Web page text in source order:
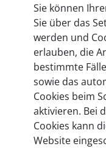
Sie können
Sie über das
werden und
erlauben, die
bestimmte
sowie das
Cookies beim
aktivieren. Bei
Cookies kann
Website